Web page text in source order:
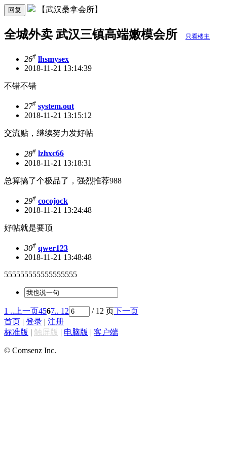
回复 【武汉桑拿会所】
全城外卖 武汉三镇高端嫩模会所 只看楼主
26# lhsmysex
2018-11-21 13:14:39
不错不错
27# system.out
2018-11-21 13:15:12
交流贴，继续努力发好帖
28# lzhxc66
2018-11-21 13:18:31
总算搞了个极品了，强烈推荐988
29# cocojock
2018-11-21 13:24:48
好帖就是要顶
30# qwer123
2018-11-21 13:48:48
555555555555555555
1 ..上一页4567.. 12 / 12 页
下一页
首页
登录
注册
标准版
触屏版 电脑版 客户端
© Comsenz Inc.